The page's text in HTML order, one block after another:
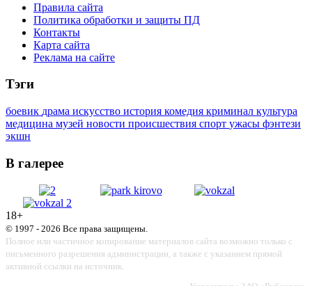
Правила сайта
Политика обработки и защиты ПД
Контакты
Карта сайта
Реклама на сайте
Тэги
боевик драма искусство история комедия криминал культура
медицина музей новости происшествия спорт ужасы фэнтези
экшн
В галерее
18+
© 1997 - 2026 Все права защищены.
Полное или частичное копирование материалов сайта возможно только с
письменного разрешения администрации, а также с указанием прямой
активной ссылки на источник.